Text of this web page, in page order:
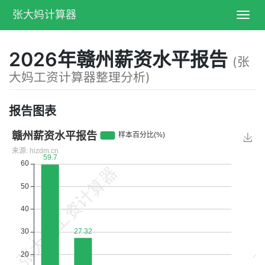
张大妈计算器
2026年赣州薪资水平报告 (张
大妈工资计算器整理分析)
报告图表